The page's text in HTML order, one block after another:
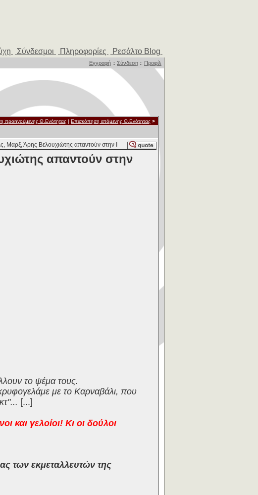
Σύνδεσμοι Πληροφορίες Ρεσάλτο Blog
Εγγραφή :: Σύνδεση :: Προφίλ
προηγούμενης Θ.Ενότητας | Επισκόπηση επόμενης Θ.Ενότητας >
Μαρξ, Άρης Βελουχιώτης απαντούν στην Ι
απαντούν στην
το ψέμα τους.
με το Καρναβάλι, που
[...]
και γελοίοι! Κι οι δούλοι
των εκμεταλλευτών της